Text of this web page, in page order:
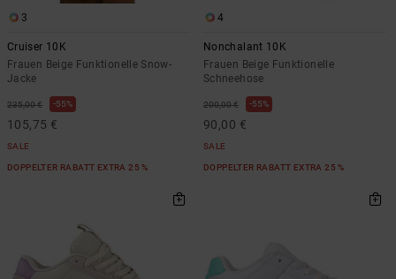
3
Cruiser 10K
Frauen Beige Funktionelle Snow-
Jacke
235,00 € 55%
105,75 €
SALE
DOPPELTER RABATT EXTRA 25 %
4
Nonchalant 10K
Frauen Beige Funktionelle
Schneehose
200,00 € 55%
90,00 €
SALE
DOPPELTER RABATT EXTRA 25 %